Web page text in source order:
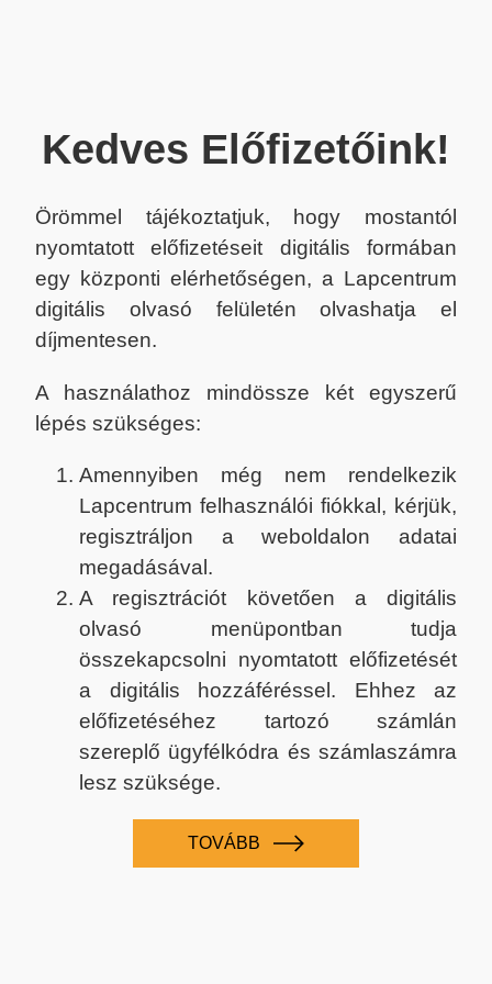
Kedves Előfizetőink!
Örömmel tájékoztatjuk, hogy mostantól
nyomtatott előfizetéseit digitális formában
egy központi elérhetőségen, a Lapcentrum
digitális olvasó felületén olvashatja el
díjmentesen.
A használathoz mindössze két egyszerű
lépés szükséges:
Amennyiben még nem rendelkezik
Lapcentrum felhasználói fiókkal, kérjük,
regisztráljon a weboldalon adatai
megadásával.
A regisztrációt követően a digitális
olvasó menüpontban tudja
összekapcsolni nyomtatott előfizetését
a digitális hozzáféréssel. Ehhez az
előfizetéséhez tartozó számlán
szereplő ügyfélkódra és számlaszámra
lesz szüksége.
TOVÁBB